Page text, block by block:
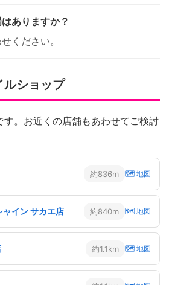
ありますか？
ください。
ルショップ
す。お近くの店舗もあわせてご検討
約836m 🗺 地図
ャイン サカエ店 約840m 🗺 地図
約1.1km 🗺 地図